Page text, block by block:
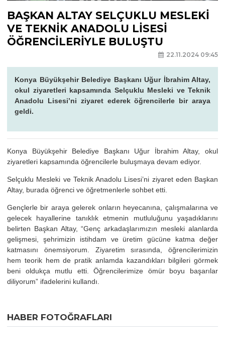
BAŞKAN ALTAY SELÇUKLU MESLEKİ
VE TEKNİK ANADOLU LİSESİ
ÖĞRENCİLERİYLE BULUŞTU
22.11.2024 09:45
Konya Büyükşehir Belediye Başkanı Uğur İbrahim Altay,
okul ziyaretleri kapsamında Selçuklu Mesleki ve Teknik
Anadolu Lisesi’ni ziyaret ederek öğrencilerle bir araya
geldi.
Konya Büyükşehir Belediye Başkanı Uğur İbrahim Altay, okul
ziyaretleri kapsamında öğrencilerle buluşmaya devam ediyor.
Selçuklu Mesleki ve Teknik Anadolu Lisesi’ni ziyaret eden Başkan
Altay, burada öğrenci ve öğretmenlerle sohbet etti.
Gençlerle bir araya gelerek onların heyecanına, çalışmalarına ve
gelecek hayallerine tanıklık etmenin mutluluğunu yaşadıklarını
belirten Başkan Altay, “Genç arkadaşlarımızın mesleki alanlarda
gelişmesi, şehrimizin istihdam ve üretim gücüne katma değer
katmasını önemsiyorum. Ziyaretim sırasında, öğrencilerimizin
hem teorik hem de pratik anlamda kazandıkları bilgileri görmek
beni oldukça mutlu etti. Öğrencilerimize ömür boyu başarılar
diliyorum” ifadelerini kullandı.
HABER FOTOĞRAFLARI